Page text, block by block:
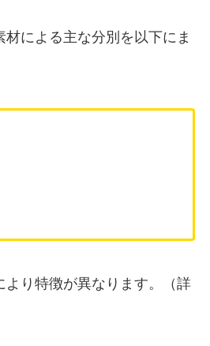
による主な分別を以下にま
より特徴が異なります。（詳